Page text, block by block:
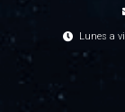
Lunes a